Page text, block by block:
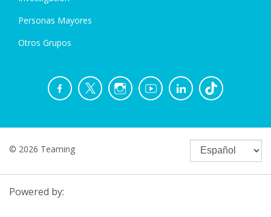
Personas Mayores
Otros Grupos
© 2026 Teaming
Powered by: